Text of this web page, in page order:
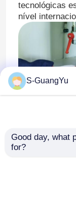
tecnológicas
nível
S-GuangYu
Good day, what
for?